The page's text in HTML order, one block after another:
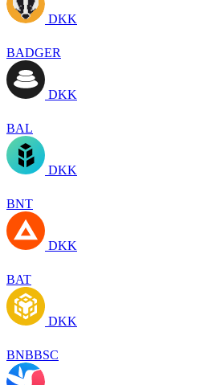
DKK
BADGER
DKK
BAL
DKK
BNT
DKK
BAT
DKK
BNBBSC